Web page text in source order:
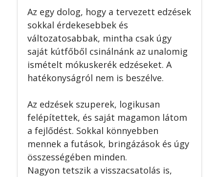
Az egy dolog, hogy a tervezett edzések
sokkal érdekesebbek és
változatosabbak, mintha csak úgy
saját kútfőből csinálnánk az unalomig
ismételt mókuskerék edzéseket. A
hatékonyságról nem is beszélve.
Az edzések szuperek, logikusan
felépítettek, és saját magamon látom
a fejlődést. Sokkal könnyebben
mennek a futások, bringázások és úgy
összességében minden.
Nagyon tetszik a visszacsatolás is,